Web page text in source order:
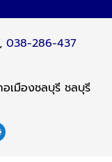
, 038-286-437
เมืองชลบุรี ชลบุรี